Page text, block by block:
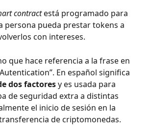
contract está programado para
persona pueda prestar tokens a
con intereses.
que hace referencia a la frase en
En español significa
dos factores y es usada para
de seguridad extra a distintas
el inicio de sesión en la
de criptomonedas.